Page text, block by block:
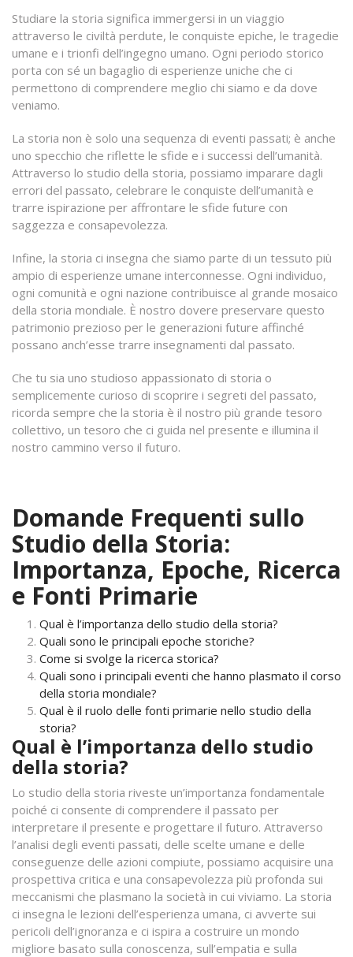
Studiare la storia significa immergersi in un viaggio
attraverso le civiltà perdute, le conquiste epiche, le tragedie
umane e i trionfi dell’ingegno umano. Ogni periodo storico
porta con sé un bagaglio di esperienze uniche che ci
permettono di comprendere meglio chi siamo e da dove
veniamo.
La storia non è solo una sequenza di eventi passati; è anche
uno specchio che riflette le sfide e i successi dell’umanità.
Attraverso lo studio della storia, possiamo imparare dagli
errori del passato, celebrare le conquiste dell’umanità e
trarre ispirazione per affrontare le sfide future con
saggezza e consapevolezza.
Infine, la storia ci insegna che siamo parte di un tessuto più
ampio di esperienze umane interconnesse. Ogni individuo,
ogni comunità e ogni nazione contribuisce al grande mosaico
della storia mondiale. È nostro dovere preservare questo
patrimonio prezioso per le generazioni future affinché
possano anch’esse trarre insegnamenti dal passato.
Che tu sia uno studioso appassionato di storia o
semplicemente curioso di scoprire i segreti del passato,
ricorda sempre che la storia è il nostro più grande tesoro
collettivo, un tesoro che ci guida nel presente e illumina il
nostro cammino verso il futuro.
Domande Frequenti sullo
Studio della Storia:
Importanza, Epoche, Ricerca
e Fonti Primarie
Qual è l’importanza dello studio della storia?
Quali sono le principali epoche storiche?
Come si svolge la ricerca storica?
Quali sono i principali eventi che hanno plasmato il corso
della storia mondiale?
Qual è il ruolo delle fonti primarie nello studio della
storia?
Qual è l’importanza dello studio
della storia?
Lo studio della storia riveste un’importanza fondamentale
poiché ci consente di comprendere il passato per
interpretare il presente e progettare il futuro. Attraverso
l’analisi degli eventi passati, delle scelte umane e delle
conseguenze delle azioni compiute, possiamo acquisire una
prospettiva critica e una consapevolezza più profonda sui
meccanismi che plasmano la società in cui viviamo. La storia
ci insegna le lezioni dell’esperienza umana, ci avverte sui
pericoli dell’ignoranza e ci ispira a costruire un mondo
migliore basato sulla conoscenza, sull’empatia e sulla